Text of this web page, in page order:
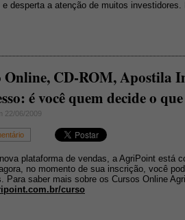
e desperta a atenção de muitos
Online, CD-ROM, Apostila
é você quem decide o
22/06/2009
plataforma de vendas, a AgriPoint está
no momento de sua inscrição, você
Para saber mais sobre os Cursos Online
curso